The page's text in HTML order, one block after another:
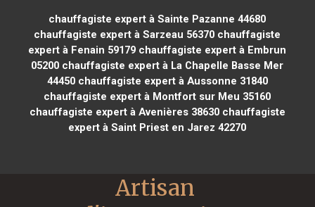
chauffagiste expert à Sainte Pazanne 44680
chauffagiste expert à Sarzeau 56370 chauffagiste
expert à Fenain 59179 chauffagiste expert à Embrun
05200 chauffagiste expert à La Chapelle Basse Mer
44450chauffagiste expert à Aussonne 31840
chauffagiste expert à Montfort sur Meu 35160
chauffagiste expert à Avenières 38630chauffagiste
expert à Saint Priest en Jarez 42270
Artisan